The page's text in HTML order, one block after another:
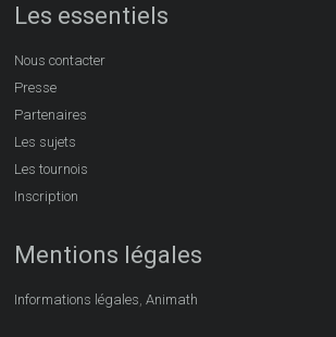
Les essentiels
Nous contacter
Presse
Partenaires
Les sujets
Les tournois
Inscription
Mentions légales
Informations légales ,Animath